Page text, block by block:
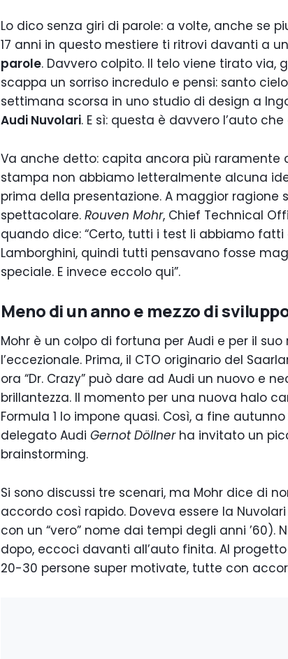
Lo dico senza giri di parole: a volte, anche se
17 anni in questo mestiere ti ritrovi davanti a
parole. Davvero colpito. Il telo viene tirato via,
scappa un sorriso incredulo e pensi: santo
settimana scorsa in uno studio di design a
Audi Nuvolari. E sì: questa è davvero l’auto
Va anche detto: capita ancora più raramente
stampa non abbiamo letteralmente alcuna
prima della presentazione. A maggior ragione
spettacolare. Rouven Mohr, Chief Technical
quando dice: “Certo, tutti i test li abbiamo fatti
Lamborghini, quindi tutti pensavano fosse
speciale. E invece eccolo qui”.
Meno di un anno e mezzo di
Mohr è un colpo di fortuna per Audi e per il
l’eccezionale. Prima, il CTO originario del
ora “Dr. Crazy” può dare ad Audi un nuovo e
brillantezza. Il momento per una nuova halo
Formula 1 lo impone quasi. Così, a fine
delegato Audi Gernot Döllnerha invitato un
brainstorming.
Si sono discussi tre scenari, ma Mohr dice di
accordo così rapido. Doveva essere la
con un “vero” nome dai tempi degli anni ’60).
dopo, eccoci davanti all’auto finita. Al
20-30 persone super motivate, tutte con